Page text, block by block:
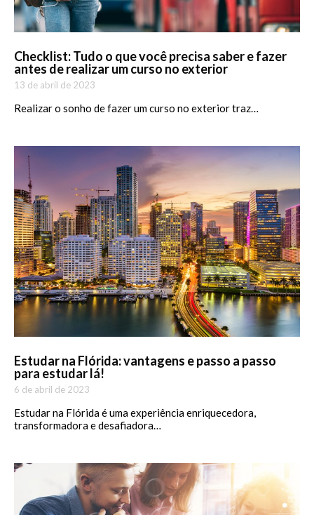
Checklist: Tudo o que você precisa saber e fazer
antes de realizar um curso no exterior
13 de abril de 2023
Realizar o sonho de fazer um curso no exterior traz…
Estudar na Flórida: vantagens e passo a passo
para estudar lá!
6 de abril de 2023
Estudar na Flórida é uma experiência enriquecedora,
transformadora e desafiadora…